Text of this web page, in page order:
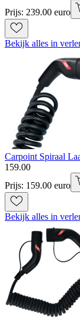
Prijs: 239.00 euro
Bekijk alles in
Carpoint Spiraal
159.00
Prijs: 159.00 euro
Bekijk alles in